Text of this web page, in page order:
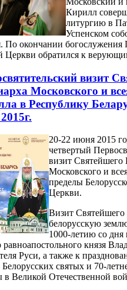
Кирилл
литургию в
Успенском
По окончании богослужения
Церкви обратился к
визит
Московского и
в Республику
20-22 июня 2015
четвертый
визит Святейшего
Московского и
пределы
Церкви.
Визит
белорусскую
1000-летию со дня
равноапостольного князя
Руси, а также к
святых и 70-
в Великой Отечественной